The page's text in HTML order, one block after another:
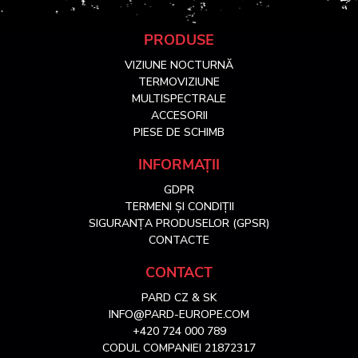
PRODUSE
VIZIUNE NOCTURNĂ
TERMOVIZIUNE
MULTISPECTRALE
ACCESORII
PIESE DE SCHIMB
INFORMAȚII
GDPR
TERMENI ȘI CONDIȚII
SIGURANȚA PRODUSELOR (GPSR)
CONTACTE
CONTACT
PARD CZ & SK
INFO@PARD-EUROPE.COM
+420 724 000 789
CODUL COMPANIEI 21872317